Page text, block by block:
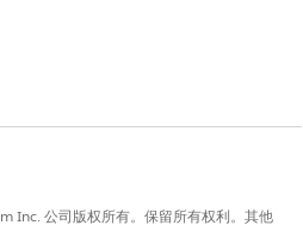
法，以便我们进行改进！
Inc. 公司版权所有。保留所有权利。其他